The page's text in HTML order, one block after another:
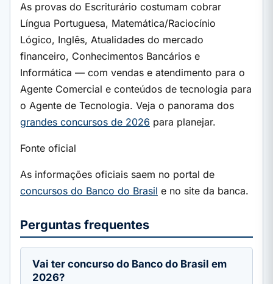
As provas do Escriturário costumam cobrar
Língua Portuguesa, Matemática/Raciocínio
Lógico, Inglês, Atualidades do mercado
financeiro, Conhecimentos Bancários e
Informática — com vendas e atendimento para o
Agente Comercial e conteúdos de tecnologia para
o Agente de Tecnologia. Veja o panorama dos
grandes concursos de 2026 para planejar.
Fonte oficial
As informações oficiais saem no portal de
concursos do Banco do Brasil e no site da banca.
Perguntas frequentes
Vai ter concurso do Banco do Brasil em
2026?